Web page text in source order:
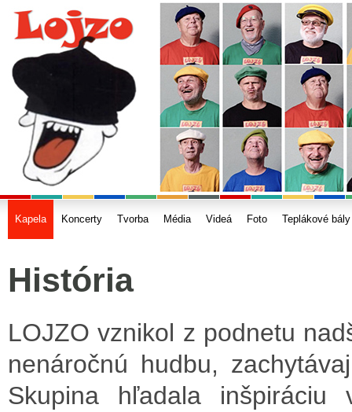
Kapela Koncerty Tvorba Média Videá Foto Teplákové bály
História
LOJZO vznikol z podnetu
nenáročnú hudbu,
Skupina hľadala